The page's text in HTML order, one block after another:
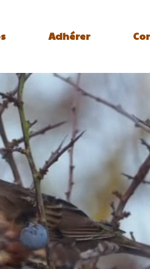
Adhérer